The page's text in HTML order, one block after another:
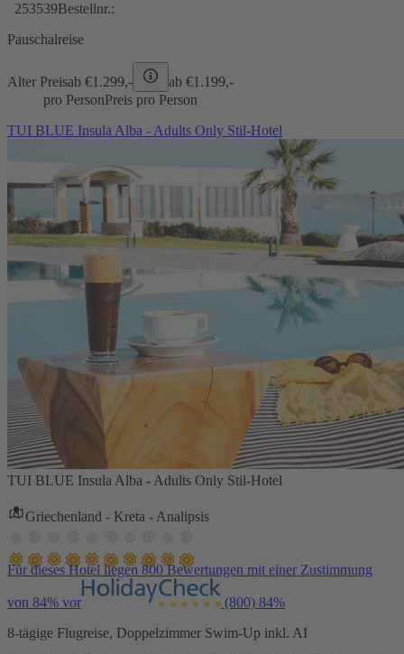
253539Bestellnr.:
Pauschalreise
Alter Preisab €1.299,- ab €1.199,-
pro PersonPreis pro Person
TUI BLUE Insula Alba - Adults Only Stil-Hotel
TUI BLUE Insula Alba - Adults Only Stil-Hotel
Griechenland - Kreta - Analipsis
Für dieses Hotel liegen 800 Bewertungen mit einer Zustimmung
von 84% vor (800) 84%
8-tägige Flugreise, Doppelzimmer Swim-Up inkl. AI